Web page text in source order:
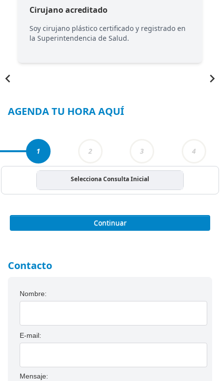
Cirujano acreditado
Soy cirujano plástico certificado y registrado en
la Superintendencia de Salud.
AGENDA TU HORA AQUÍ
1 2 3 4
Selecciona Consulta Inicial
Continuar
Contacto
Nombre:
E-mail:
Mensaje: